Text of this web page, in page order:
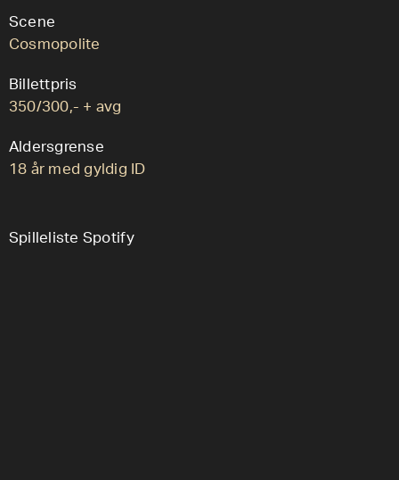
Scene
Cosmopolite
Billettpris
350/300,- + avg
Aldersgrense
18 år med gyldig ID
Spilleliste Spotify